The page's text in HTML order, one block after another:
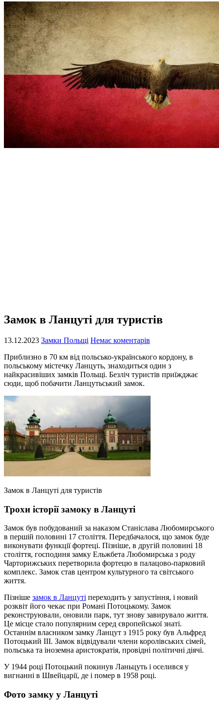
Замок в Ланцуті для туристів
13.12.2023 Замки Польщі Немає коментарів
Приблизно в 70 км від польсько-українського кордону, в
польському містечку Ланцуть, знаходиться один з
найкрасивіших замків Польщі. Безліч туристів приїжджає
сюди, щоб побачити Ланцутьський замок.
Замок в Ланцуті для туристів
Трохи історії замоку в Ланцуті
Замок був побудований за наказом Станіслава Любомирського
в першій половині 17 століття. Передбачалося, що замок буде
виконувати функції фортеці. Пізніше, в другій половині 18
століття, господиня замку Ельжбета Любомирська з роду
Чарторижських перетворила фортецю в палацово-парковий
комплекс. Замок став центром культурного та світського
життя.
Пізніше замок в Ланцуті переходить у запустіння, і новий
розквіт його чекає при Романі Потоцькому. Замок
реконструювали, оновили парк, тут знову завирувало життя.
Це місце стало популярним серед європейської знаті.
Останнім власником замку Ланцут з 1915 року був Альфред
Потоцький III. Замок відвідували члени королівських сімей,
польська та іноземна аристократія, провідні політичні діячі.
У 1944 році Потоцький покинув Ланьцуть і оселився у
вигнанні в Швейцарії, де і помер в 1958 році.
Фото замку у Ланцуті